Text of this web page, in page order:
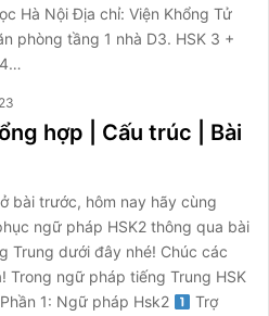
Hà Nội Địa chỉ: Viện Khổng Tử
phòng tầng 1 nhà D3. HSK 3 +
hợp | Cấu trúc | Bài
bài trước, hôm nay hãy cùng
ngữ pháp HSK2 thông qua bài
Trung dưới đây nhé! Chúc các
Trong ngữ pháp tiếng Trung HSK
1: Ngữ pháp Hsk2
Trợ